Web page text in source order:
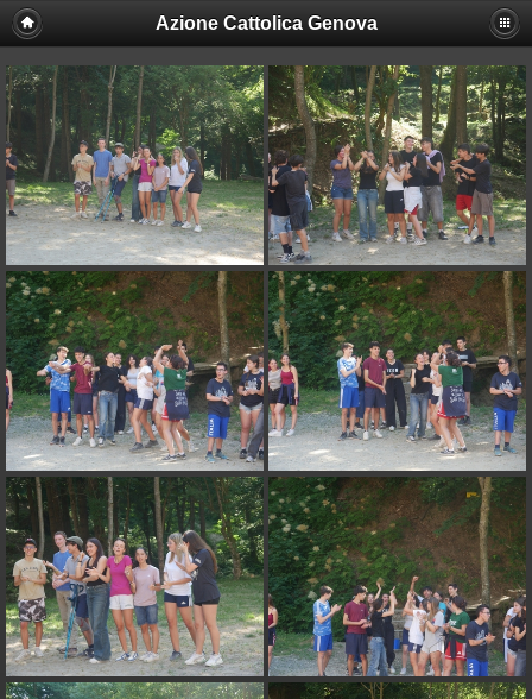
Azione Cattolica Genova